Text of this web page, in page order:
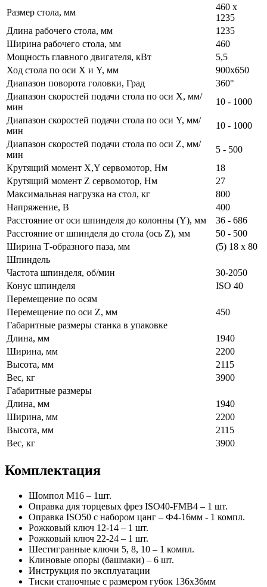
Размер стола, мм
460 x
1235
Длина рабочего стола, мм
1235
Ширина рабочего стола, мм
460
Мощность главного двигателя, кВт
5,5
Ход стола по оси X и Y, мм
900х650
Диапазон поворота головки, Град
360°
Диапазон скоростей подачи стола по оси X, мм/
мин
10 - 1000
Диапазон скоростей подачи стола по оси Y, мм/
мин
10 - 1000
Диапазон скоростей подачи стола по оси Z, мм/
мин
5 - 500
Крутящий момент X,Y сервомотор, Нм
18
Крутящий момент Z сервомотор, Нм
27
Максимальная нагрузка на стол, кг
800
Напряжение, В
400
Расстояние от оси шпинделя до колонны (Y), мм
36 - 686
Расстояние от шпинделя до стола (ось Z), мм
50 - 500
Ширина Т-образного паза, мм
(5) 18 x 80
Шпиндель
Частота шпинделя, об/мин
30-2050
Конус шпинделя
ISO 40
Перемещение по осям
Перемещение по оси Z, мм
450
Габаритные размеры станка в упаковке
Длина, мм
1940
Ширина, мм
2200
Высота, мм
2115
Вес, кг
3900
Габаритные размеры
Длина, мм
1940
Ширина, мм
2200
Высота, мм
2115
Вес, кг
3900
Комплектация
Шомпол М16 – 1шт.
Оправка для торцевых фрез ISO40-FMB4 – 1 шт.
Оправка ISO50 с набором цанг – Ф4-16мм - 1 компл.
Рожковый ключ 12-14 – 1 шт.
Рожковый ключ 22-24 – 1 шт.
Шестигранные ключи 5, 8, 10 – 1 компл.
Клиновые опоры (башмаки) – 6 шт.
Инструкция по эксплуатации
Тиски станочные с размером губок 136х36мм